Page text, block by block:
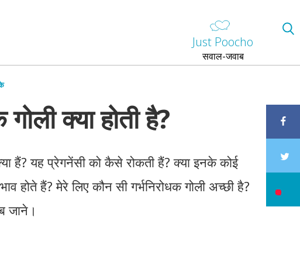
Just Poocho
सवाल-जवाब
गोली क्या होती है?
हैं? यह प्रेगनेंसी को कैसे रोकती हैं? क्या इनके कोई
होते हैं? मेरे लिए कौन सी गर्भनिरोधक गोली अच्छी है?
जाने।